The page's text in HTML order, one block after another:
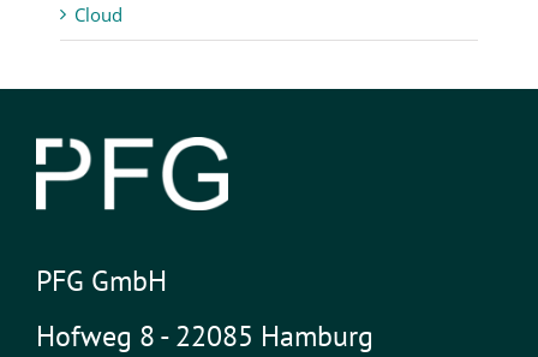
Cloud
PFG GmbH
Hofweg 8 - 22085 Hamburg